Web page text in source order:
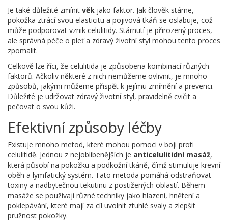
Je také důležité zmínit věk jako faktor. Jak člověk stárne,
pokožka ztrácí svou elasticitu a pojivová tkáň se oslabuje, což
může podporovat vznik celulitidy. Stárnutí je přirozený proces,
ale správná péče o pleť a zdravý životní styl mohou tento proces
zpomalit.
Celkově lze říci, že celulitida je způsobena kombinací různých
faktorů. Ačkoliv některé z nich nemůžeme ovlivnit, je mnoho
způsobů, jakými můžeme přispět k jejímu zmírnění a prevenci.
Důležité je udržovat zdravý životní styl, pravidelně cvičit a
pečovat o svou kůži.
Efektivní způsoby léčby
Existuje mnoho metod, které mohou pomoci v boji proti
celulitidě. Jednou z nejoblíbenějších je anticelulitidní masáž,
která působí na pokožku a podkožní tkáně, čímž stimuluje krevní
oběh a lymfatický systém. Tato metoda pomáhá odstraňovat
toxiny a nadbytečnou tekutinu z postižených oblastí. Během
masáže se používají různé techniky jako hlazení, hnětení a
poklepávání, které mají za cíl uvolnit ztuhlé svaly a zlepšit
pružnost pokožky.